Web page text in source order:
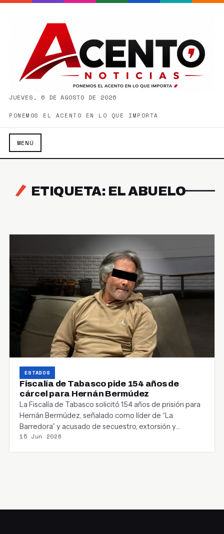
JUEVES, 6 DE AGOSTO DE 2026
PONEMOS EL ACENTO EN LO QUE IMPORTA
MENÚ
ETIQUETA: EL ABUELO
ESTADOS
Fiscalía de Tabasco pide 154 años de
cárcel para Hernán Bermúdez
La Fiscalía de Tabasco solicitó 154 años de prisión para
Hernán Bermúdez, señalado como líder de “La
Barredora” y acusado de secuestro, extorsión y…
15 Jun 2026